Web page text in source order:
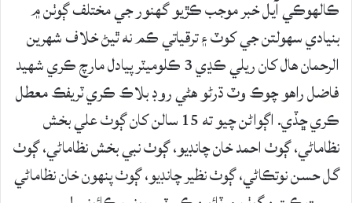
ڪالهوڪي آيل خبر موجب ڪڙيو گھنور جي مختلف ڳوٺن ۾
بنيادي سھولتن جي کوٽ ۽ ترقياتي ڪم نه ٿيڻ خلاف شهرين
الرحمان ھال کان ريلي ڪڍي 3 ڪلوميٽر پيادل مارچ ڪري شھيد
فاضل راھو چوڪ وٽ ڌرڻو ھڻي روڊ بلاڪ ڪري ٽريفڪ معطل
ڪري ڇڏي. اڳواڻن چيو ته 15 سالن کان ڳوٺ علي بخش
نظاماڻي، ڳوٺ احمد خان چانڊيو، ڳوٺ نبي بخش نظاماڻي، ڳوٺ
گل حسن نوتڪاڻي، ڳوٺ نظير چانڊيو، ڳوٺ پنھون خان نظاماڻي